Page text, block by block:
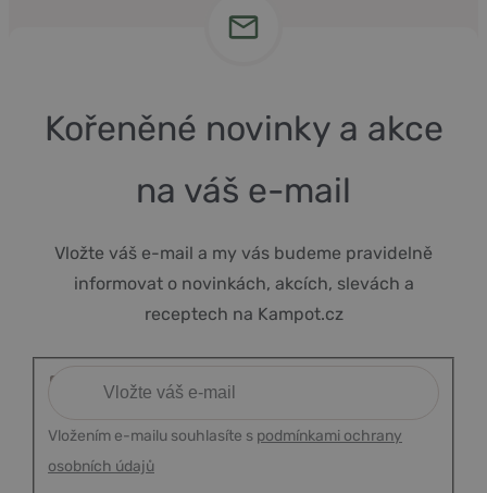
Kořeněné novinky a akce
na váš e-mail
Vložte váš e-mail a my vás budeme pravidelně
informovat o novinkách, akcích, slevách a
receptech na Kampot.cz
Vložením e-mailu souhlasíte s podmínkami ochrany
osobních údajů